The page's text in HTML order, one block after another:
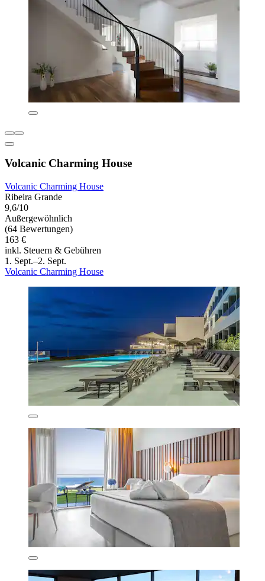
Volcanic Charming House
Volcanic Charming House
Ribeira Grande
9,6/10
Außergewöhnlich
(64 Bewertungen)
163 €
inkl. Steuern & Gebühren
1. Sept.–2. Sept.
Volcanic Charming House